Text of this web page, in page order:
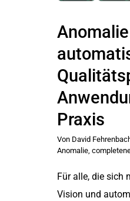
Praxis
Von David
Anomalie,
Für alle, die sich
Vision und